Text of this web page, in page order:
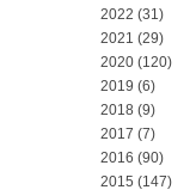
2022 (31)
2021 (29)
2020 (120)
2019 (6)
2018 (9)
2017 (7)
2016 (90)
2015 (147)